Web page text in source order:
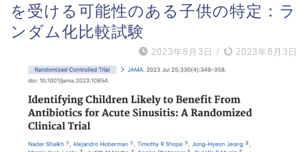
を受ける可能性のある子供の特定：ラ
ンダム化比較試験
2023年8月3日 / 2023年8月3日